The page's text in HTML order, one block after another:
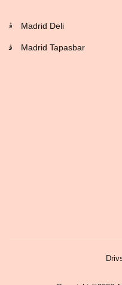
Madrid Deli
Madrid Tapasbar